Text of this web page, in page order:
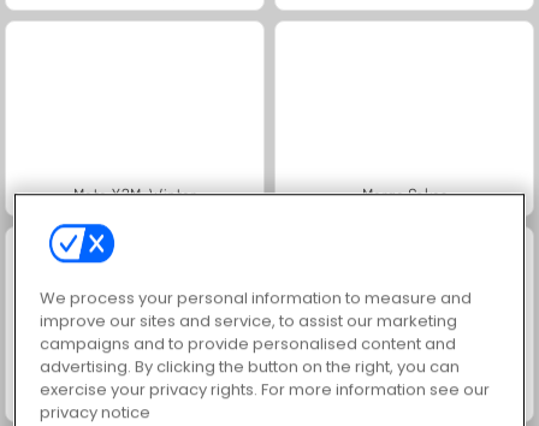
Moto X3M: Winter Merge Cakes
Moto X3M 5: Pool-Party Moto X3M: Bike Racing
We process your personal information to measure and
improve our sites and service, to assist our marketing
campaigns and to provide personalised content and
advertising. By clicking the button on the right, you can
exercise your privacy rights. For more information see our
privacy notice